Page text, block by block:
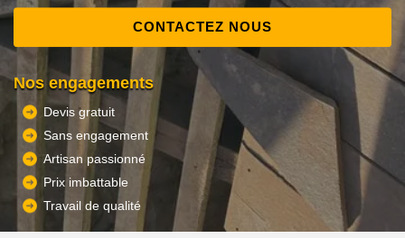
CONTACTEZ NOUS
Nos engagements
Devis gratuit
Sans engagement
Artisan passionné
Prix imbattable
Travail de qualité